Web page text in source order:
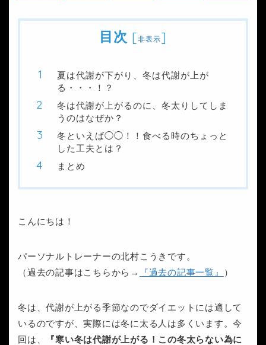
目次 [非表示]
夏は代謝が下がり、冬は代謝が上が
る・・・！？
冬は代謝が上がるのに、冬太りしてしま
うのはなぜか？
冬といえば◯◯！！食べる時のちょっと
した工夫とは？
まとめ
こんにちは！
パーソナルトレーナーの北村こうきです。
（過去の記事はこちらから→
『過去の記事一覧』 ）
冬は、代謝が上がる季節なのでダイエットには適して
いるのですが、実際には冬に太る人は多くいます。今
回は、
『寒い冬は代謝が上がる！この冬太らない為に